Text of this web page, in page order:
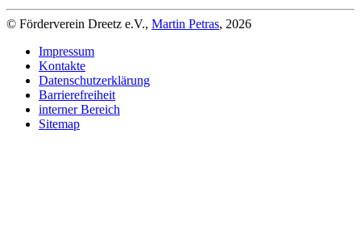
© Förderverein Dreetz e.V., Martin Petras, 2026
Impressum
Kontakte
Datenschutzerklärung
Barrierefreiheit
interner Bereich
Sitemap